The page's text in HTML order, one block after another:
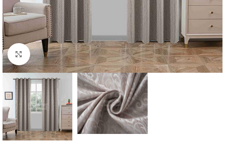
Κλικ για μεγέθυνση